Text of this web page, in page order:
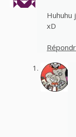
Huhuhu
xD